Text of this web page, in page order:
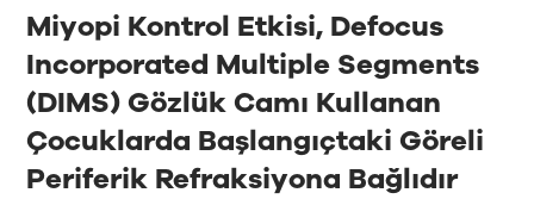
Miyopi Kontrol Etkisi, Defocus
Incorporated Multiple Segments
(DIMS) Gözlük Camı Kullanan
Çocuklarda Başlangıçtaki Göreli
Periferik Refraksiyona Bağlıdır